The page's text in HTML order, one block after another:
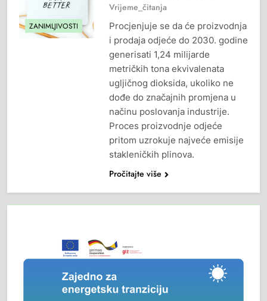
ZANIMLJIVOSTI
Vrijeme_čitanja
Procjenjuje se da će proizvodnja
i prodaja odjeće do 2030. godine
generisati 1,24 milijarde
metričkih tona ekvivalenata
ugljičnog dioksida, ukoliko ne
dođe do značajnih promjena u
načinu poslovanja industrije.
Proces proizvodnje odjeće
pritom uzrokuje najveće emisije
stakleničkih plinova.
Pročitajte više